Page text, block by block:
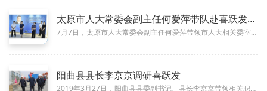
07-28 太原市人大常委会副主任何爱萍带队赴喜跃发集团开展入企服务调研
7月7日，太原市人大常委会副主任何爱萍带领市人大相关委室负责人，深入喜跃发集团开展入企服务调研。喜跃发集团董事长刘跃接待...
03-27 阳曲县县长李京京调研喜跃发
2019年3月27日，阳曲县县委副书记、县长李京京带领相关职能部门领导来我公司进行考察指导工作，喜跃发集团董事长刘跃、喜...